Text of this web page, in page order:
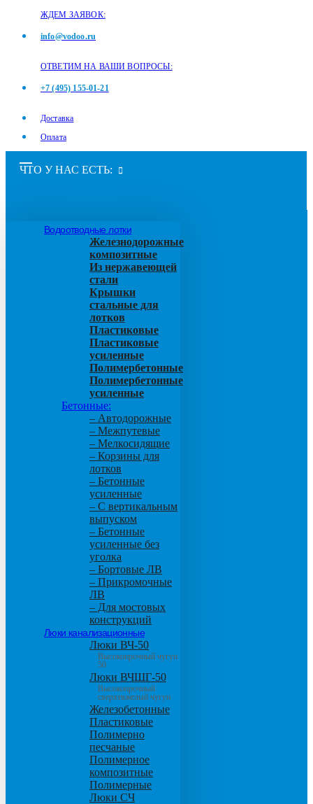
ЖДЕМ ЗАЯВОК:
info@vodoo.ru
ОТВЕТИМ НА ВАШИ ВОПРОСЫ:
+7 (495) 155-01-21
Доставка
Оплата
ЧТО У НАС ЕСТЬ:
Водоотводные лотки
Железнодорожные
композитные
Из нержавеющей
стали
Крышки
стальные для
лотков
Пластиковые
Пластиковые
усиленные
Полимербетонные
Полимербетонные
усиленные
Бетонные:
– Автодорожные
– Межпутевые
– Мелкосидящие
– Корзины для
лотков
– Бетонные
усиленные
– С вертикальным
выпуском
– Бетонные
усиленные без
уголка
– Бортовые ЛВ
– Прикромочные
ЛВ
– Для мостовых
конструкций
Люки канализационные
Люки ВЧ-50
Высокопрочный чугун
50
Люки ВЧШГ-50
Высокопрочный
сверхтяжелый чугун
Железобетонные
Пластиковые
Полимерно
песчаные
Полимерное
композитные
Полимерные
Люки СЧ